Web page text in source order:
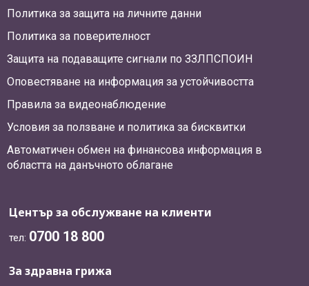
Политика за защита на личните данни
Политика за поверителност
Защита на подаващите сигнали по ЗЗЛПСПОИН
Оповестяване на информация за устойчивостта
Правила за видеонаблюдение
Условия за ползване и политика за бисквитки
Автоматичен обмен на финансова информация в
областта на данъчното облагане
Център за обслужване на клиенти
тел: 0700 18 800
За здравна грижа